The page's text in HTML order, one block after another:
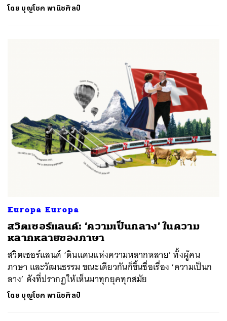
โดย บุญโชค พานิชศิลป์
Europa Europa
สวิตเซอร์แลนด์: ‘ความเป็นกลาง’ ในความ
หลากหลายของภาษา
สวิตเซอร์แลนด์ ‘ดินแดนแห่งความหลากหลาย’ ทั้งผู้คน
ภาษา และวัฒนธรรม ขณะเดียวกันก็ขึ้นชื่อเรื่อง ‘ความเป็นก
ลาง’ ดังที่ปรากฏให้เห็นมาทุกยุคทุกสมัย
โดย บุญโชค พานิชศิลป์